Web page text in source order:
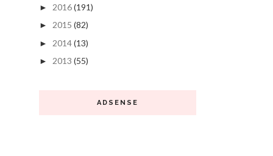
► 2016(191)
► 2015 (82)
► 2014(13)
► 2013 (55)
ADSENSE